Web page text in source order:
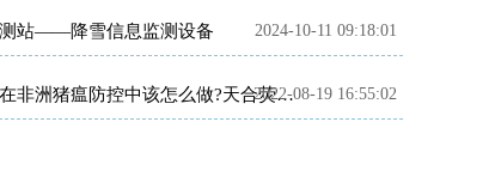
站——降雪信息监测设备 2024-10-11 09:18:01
养殖场在非洲猪瘟防控中该怎么做?天合荧光定量PCR仪产品介绍~
2022-08-19 16:55:02